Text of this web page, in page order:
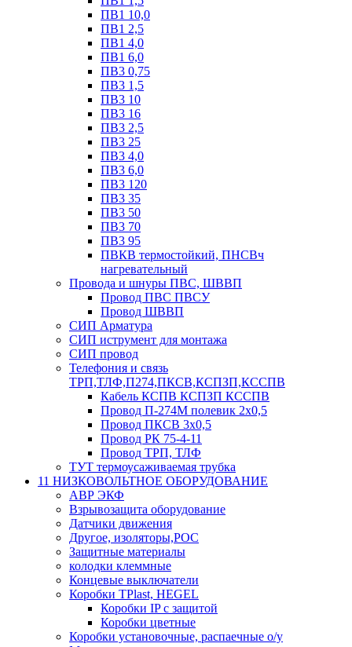
ПВ1 10,0
ПВ1 2,5
ПВ1 4,0
ПВ1 6,0
ПВ3 0,75
ПВ3 1,5
ПВ3 10
ПВ3 16
ПВ3 2,5
ПВ3 25
ПВ3 4,0
ПВ3 6,0
ПВ3 120
ПВ3 35
ПВ3 50
ПВ3 70
ПВ3 95
ПВКВ термостойкий, ПНСВч
нагревательный
Провода и шнуры ПВС, ШВВП
Провод ПВС ПВСУ
Провод ШВВП
СИП Арматура
СИП иструмент для монтажа
СИП провод
Телефония и связь
ТРП,ТЛФ,П274,ПКСВ,КСПЗП,КССПВ
Кабель КСПВ КСПЗП КССПВ
Провод П-274М полевик 2х0,5
Провод ПКСВ 3х0,5
Провод РК 75-4-11
Провод ТРП, ТЛФ
ТУТ термоусаживаемая трубка
11 НИЗКОВОЛЬТНОЕ ОБОРУДОВАНИЕ
АВР ЭКФ
Взрывозащита оборудование
Датчики движения
Другое, изоляторы,РОС
Защитные материалы
колодки клеммные
Концевые выключатели
Коробки TPlast, HEGEL
Коробки IP с защитой
Коробки цветные
Коробки установочные, распаечные о/у